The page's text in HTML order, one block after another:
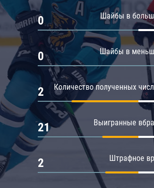
Амур
Барыс
Салават Юлаев
Шайбы в
0
Шайбы в
0
Количество полученных
2
Выигранные
21
Штрафное
2